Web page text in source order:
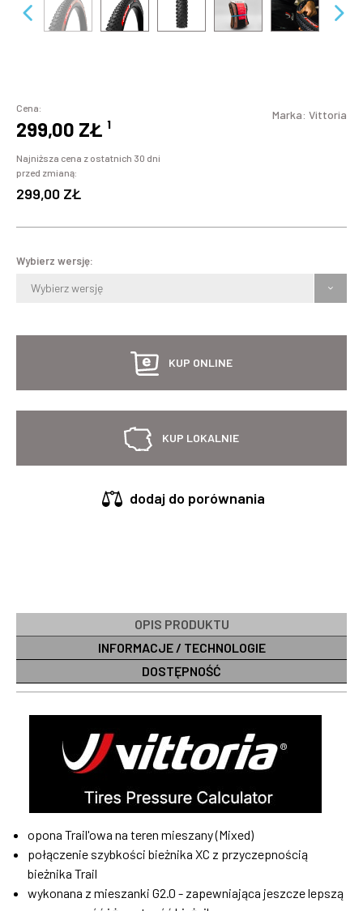
Cena:
299,00 ZŁ ¹
Najniższa cena z ostatnich 30 dni
przed zmianą:
299,00 ZŁ
Marka: Vittoria
Wybierz wersję:
Wybierz wersję
KUP ONLINE
KUP LOKALNIE
dodaj do porównania
OPIS PRODUKTU
INFORMACJE / TECHNOLOGIE
DOSTĘPNOŚĆ
opona Trail'owa na teren mieszany (Mixed)
połączenie szybkości bieżnika XC z przyczepnością
bieżnika Trail
wykonana z mieszanki G2.0 - zapewniająca jeszcze lepszą